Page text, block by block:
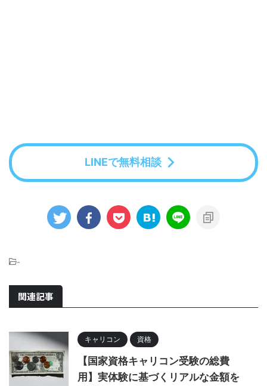
LINEで無料相談
-
関連記事
キャリコン 資格
【国家資格キャリコン受験の総費
用】実体験に基づくリアルな金額を